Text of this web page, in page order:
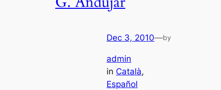
Dec 3, 2010—by
admin
in Català
Español